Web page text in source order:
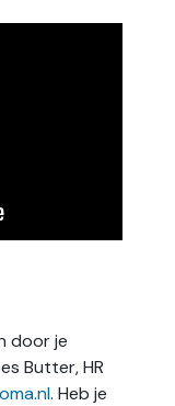
door je
Butter, HR
. Heb je